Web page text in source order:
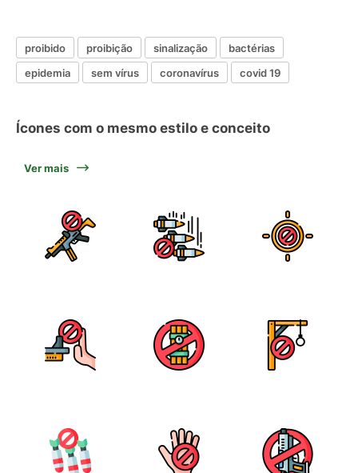
proibido proibição sinalização
bactérias
epidemia
sem vírus coronavírus covid 19
Ícones com o mesmo estilo e conceito
Ver mais